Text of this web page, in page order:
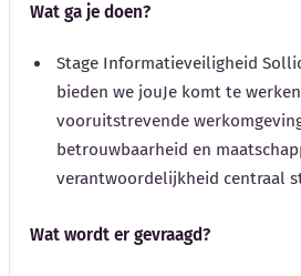
Wat ga je doen?
Stage Informatieveiligheid
bieden we jouJe komt te
vooruitstrevende
betrouwbaarheid en
verantwoordelijkheid centraal
Wat wordt er gevraagd?